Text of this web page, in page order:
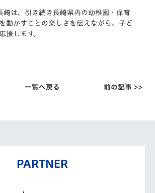
崎は、引き続き長崎県内の幼稚園・保育
動かすことの楽しさを伝えながら、子ど
援します。
一覧へ戻る 前の記事 >>
PARTNER